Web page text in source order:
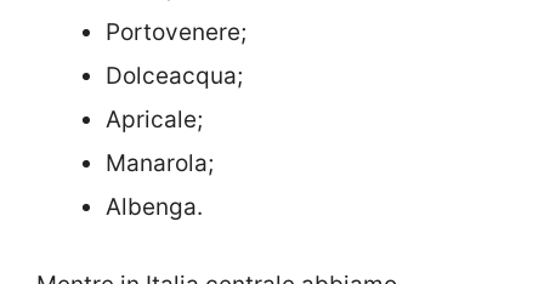
Portovenere;
Dolceacqua;
Apricale;
Manarola;
Albenga.